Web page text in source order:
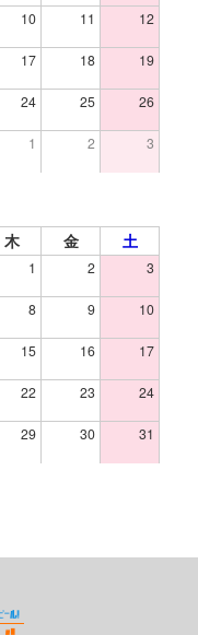
10 11 12
17 18 19
24 25 26
1 2 3
木 金 土
1 2 3
8 9 10
15 16 17
22 23 24
29 30 31